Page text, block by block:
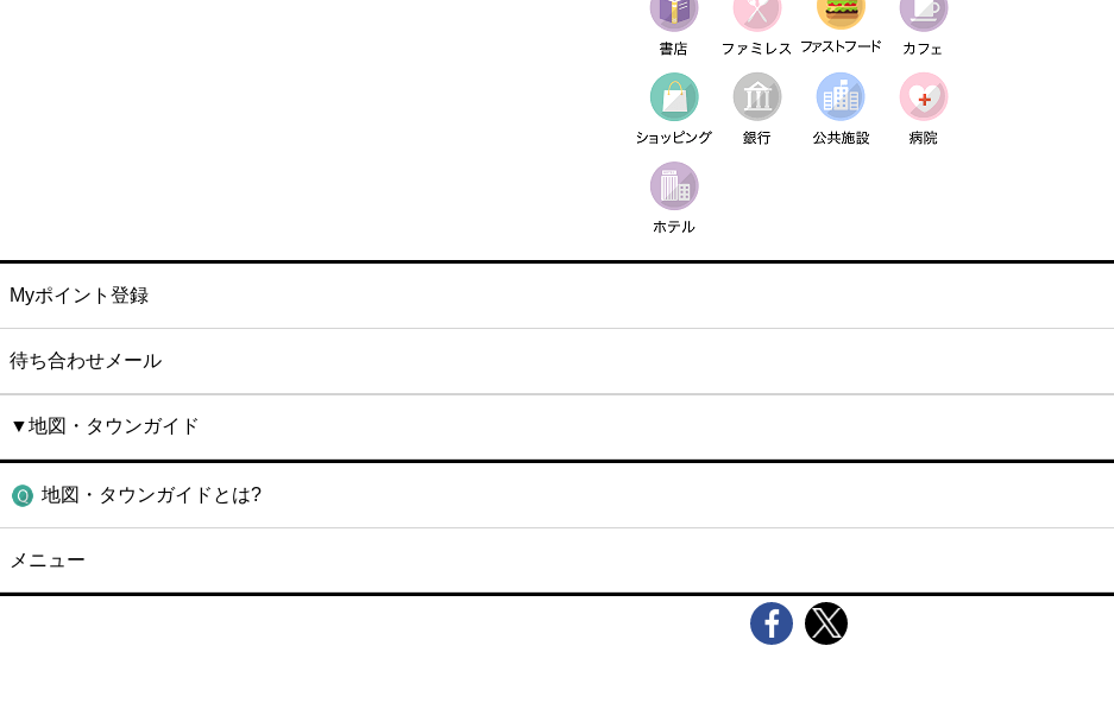
Myポイント登録
待ち合わせメール
▼地図・タウンガイド
地図・タウンガイドとは?
メニュー